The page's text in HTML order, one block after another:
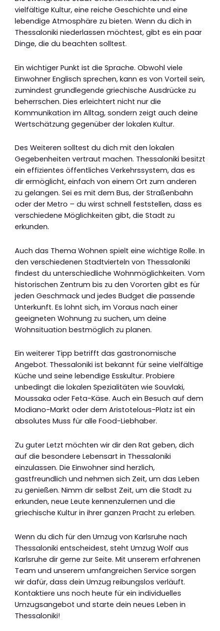
vielfältige Kultur, eine reiche Geschichte und eine
lebendige Atmosphäre zu bieten. Wenn du dich in
Thessaloniki niederlassen möchtest, gibt es ein paar
Dinge, die du beachten solltest.
Ein wichtiger Punkt ist die Sprache. Obwohl viele
Einwohner Englisch sprechen, kann es von Vorteil sein,
zumindest grundlegende griechische Ausdrücke zu
beherrschen. Dies erleichtert nicht nur die
Kommunikation im Alltag, sondern zeigt auch deine
Wertschätzung gegenüber der lokalen Kultur.
Des Weiteren solltest du dich mit den lokalen
Gegebenheiten vertraut machen. Thessaloniki besitzt
ein effizientes öffentliches Verkehrssystem, das es
dir ermöglicht, einfach von einem Ort zum anderen
zu gelangen. Sei es mit dem Bus, der Straßenbahn
oder der Metro – du wirst schnell feststellen, dass es
verschiedene Möglichkeiten gibt, die Stadt zu
erkunden.
Auch das Thema Wohnen spielt eine wichtige Rolle. In
den verschiedenen Stadtvierteln von Thessaloniki
findest du unterschiedliche Wohnmöglichkeiten. Vom
historischen Zentrum bis zu den Vororten gibt es für
jeden Geschmack und jedes Budget die passende
Unterkunft. Es lohnt sich, im Voraus nach einer
geeigneten Wohnung zu suchen, um deine
Wohnsituation bestmöglich zu planen.
Ein weiterer Tipp betrifft das gastronomische
Angebot. Thessaloniki ist bekannt für seine vielfältige
Küche und seine lebendige Esskultur. Probiere
unbedingt die lokalen Spezialitäten wie Souvlaki,
Moussaka oder Feta-Käse. Auch ein Besuch auf dem
Modiano-Markt oder dem Aristotelous-Platz ist ein
absolutes Muss für alle Food-Liebhaber.
Zu guter Letzt möchten wir dir den Rat geben, dich
auf die besondere Lebensart in Thessaloniki
einzulassen. Die Einwohner sind herzlich,
gastfreundlich und nehmen sich Zeit, um das Leben
zu genießen. Nimm dir selbst Zeit, um die Stadt zu
erkunden, neue Leute kennenzulernen und die
griechische Kultur in ihrer ganzen Pracht zu erleben.
Wenn du dich für den Umzug von Karlsruhe nach
Thessaloniki entscheidest, steht Umzug Wolf aus
Karlsruhe dir gerne zur Seite. Mit unserem erfahrenen
Team und unserem umfangreichen Service sorgen
wir dafür, dass dein Umzug reibungslos verläuft.
Kontaktiere uns noch heute für ein individuelles
Umzugsangebot und starte dein neues Leben in
Thessaloniki!